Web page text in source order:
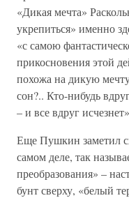
«Дикая мечта»
укрепиться» именно
«с самою
прикосновения этой
похожа на дикую
сон?.. Кто-нибудь
– и все вдруг
Еще Пушкин заметил
самом деле, так
преобразования» –
бунт сверху, «белый